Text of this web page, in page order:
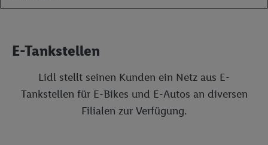
Datenschutz
Informationssicherheit
Ansprechpartner für Mediaanfragen
E-Tankstellen
Lidl stellt seinen Kunden ein Netz aus E-
Tankstellen für E-Bikes und E-Autos an diversen
Filialen zur Verfügung.